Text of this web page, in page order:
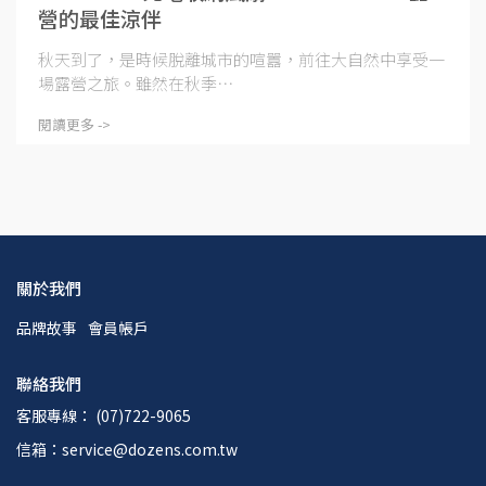
營的最佳涼伴
秋天到了，是時候脫離城市的喧囂，前往大自然中享受一
場露營之旅。雖然在秋季⋯
閱讀更多 ->
關於我們
品牌故事 會員帳戶
聯絡我們
客服專線： (07)722-9065
信箱：service@dozens.com.tw